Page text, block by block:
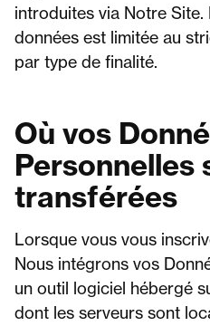
introduites via Notre
données est limitée au
par type de finalité.
Où vos
Personnelles
transférées
Lorsque vous vous
Nous intégrons vos
un outil logiciel hébergé
dont les serveurs sont